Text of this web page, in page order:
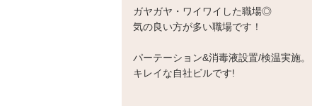
ガヤガヤ・ワイワイした職場◎
気の良い方が多い職場です！
パーテーション&消毒液設置/検温実施。
キレイな自社ビルです!